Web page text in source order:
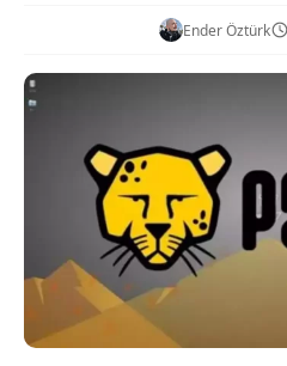
Ender Öztürk